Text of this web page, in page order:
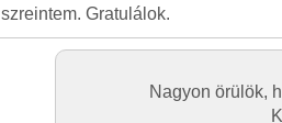
szreintem. Gratulálok.
Nagyon örülök,